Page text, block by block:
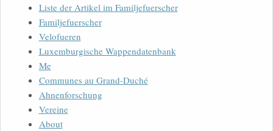
Liste der Artikel im Familjefuerscher
Familjefuerscher
Velofueren
Luxemburgische Wappendatenbank
Me
Communes au Grand-Duché
Ahnenforschung
Vereine
About